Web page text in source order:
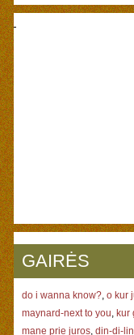
GAIRĖS
do i wanna know?, o kur
maynard-next to you, kur
mane prie juros, din-di-